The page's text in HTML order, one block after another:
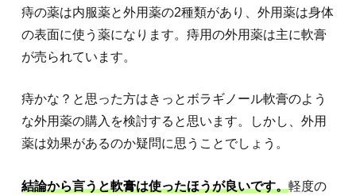
痔の薬は内服薬と外用薬の2種類があり、外用薬は身体
の表面に使う薬になります。痔用の外用薬は主に軟膏
が売られています。
痔かな？と思った方はきっとボラギノール軟膏のよう
な外用薬の購入を検討すると思います。しかし、外用
薬は効果があるのか疑問に思うことでしょう。
結論から言うと軟膏は使ったほうが良いです。軽度の